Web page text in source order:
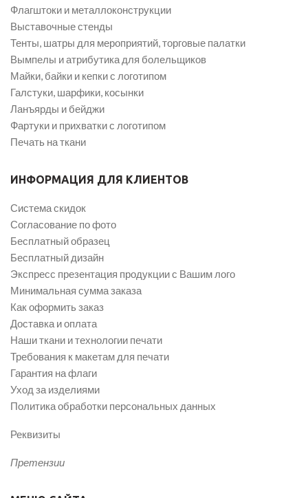
Флагштоки и металлоконструкции
Выставочные стенды
Тенты, шатры для мероприятий, торговые палатки
Вымпелы и атрибутика для болельщиков
Майки, байки и кепки с логотипом
Галстуки, шарфики, косынки
Ланъярды и бейджи
Фартуки и прихватки с логотипом
Печать на ткани
ИНФОРМАЦИЯ ДЛЯ КЛИЕНТОВ
Система скидок
Согласование по фото
Бесплатный образец
Бесплатный дизайн
Экспресс презентация продукции с Вашим лого
Минимальная сумма заказа
Как оформить заказ
Доставка и оплата
Наши ткани и технологии печати
Требования к макетам для печати
Гарантия на флаги
Уход за изделиями
Политика обработки персональных данных
Реквизиты
Претензии